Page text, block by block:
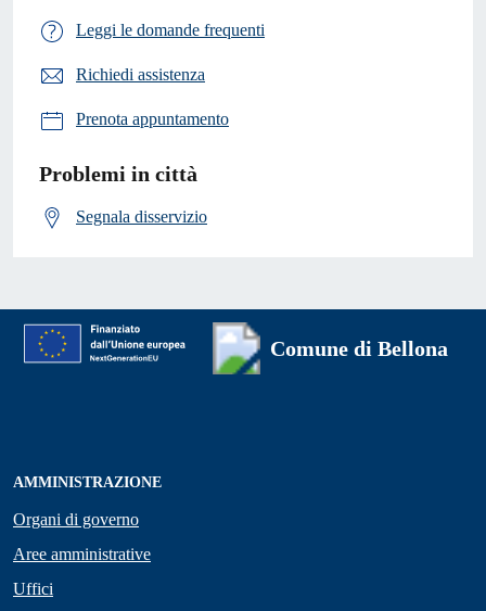
Leggi le domande frequenti
Richiedi assistenza
Prenota appuntamento
Problemi in città
Segnala disservizio
Comune di Bellona
AMMINISTRAZIONE
Organi di governo
Aree amministrative
Uffici